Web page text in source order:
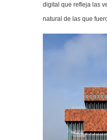
digital que refleja las
natural de las que